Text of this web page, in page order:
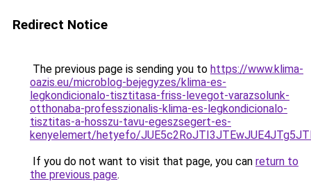
Redirect Notice
The previous page is sending you to https://www.klima-
oazis.eu/microblog-bejegyzes/klima-es-
legkondicionalo-tisztitasa-friss-levegot-varazsolunk-
otthonaba-professzionalis-klima-es-legkondicionalo-
tisztitas-a-hosszu-tavu-egeszsegert-es-
kenyelemert/hetyefo/
If you do not want to visit that page, you can return to
the previous page.